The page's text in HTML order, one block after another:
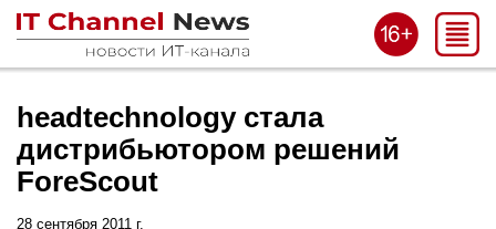
headtechnology стала
дистрибьютором решений
ForeScout
28 сентября 2011 г.